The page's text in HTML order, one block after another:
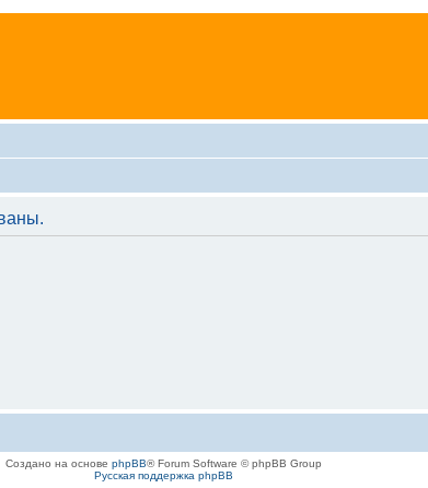
Создано на основе phpBB® Forum Software © phpBB Group
Русская поддержка phpBB